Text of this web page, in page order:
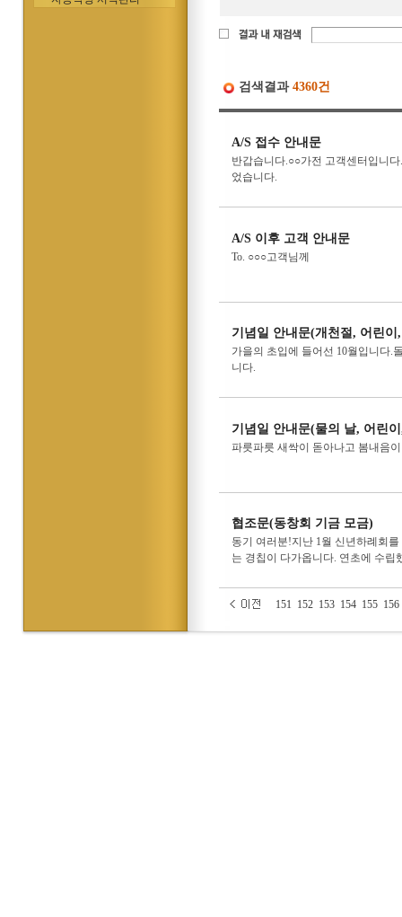
검색결과 4360건
A/S 접수 안내문
반갑습니다.○○가전 고객센터입니
었습니다.
A/S 이후 고객 안내문
To. ○○○고객님께
기념일 안내문(개천절, 어린이
가을의 초입에 들어선 10월입니다.
니다.
기념일 안내문(물의 날, 어린
파릇파릇 새싹이 돋아나고 봄내음
협조문(동창회 기금 모금)
동기 여러분!지난 1월 신년하례회
는 경칩이 다가옵니다. 연초에 수립
151 152 153 154 155 156